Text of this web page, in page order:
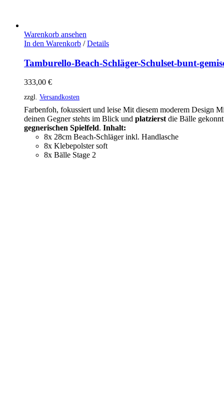
Warenkorb ansehen
In den Warenkorb / Details
Tamburello-Beach-Schläger-Schulset-bunt-
333,00 €
zzgl. Versandkosten
Farbenfoh, fokussiert und leise Mit diesem moderem Design
deinen Gegner stehts im Blick und platzierst die Bälle
gegnerischen Spielfeld. Inhalt:
8x 28cm Beach-Schläger inkl. Handlasche
8x Klebepolster soft
8x Bälle Stage 2